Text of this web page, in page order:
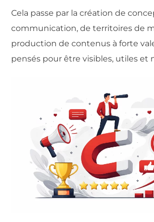
Cela passe par la création de
communication, de territoires de
production de contenus à forte
pensés pour être visibles, utiles et